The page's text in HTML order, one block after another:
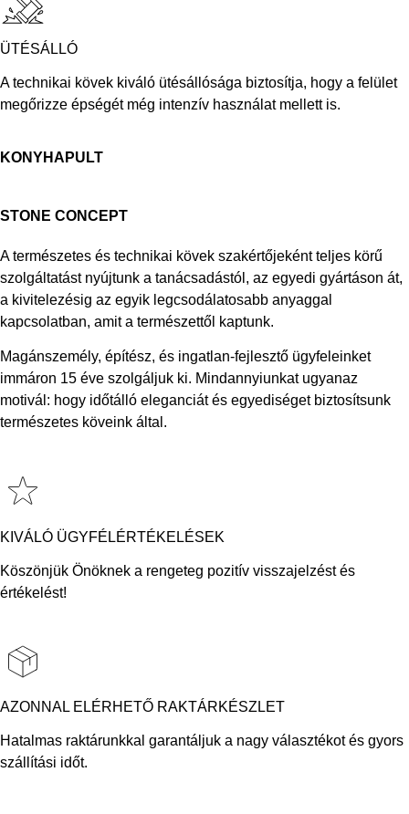
ÜTÉSÁLLÓ
A technikai kövek kiváló ütésállósága biztosítja, hogy a felület
megőrizze épségét még intenzív használat mellett is.
KONYHAPULT
STONE CONCEPT
A természetes és technikai kövek szakértőjeként teljes körű
szolgáltatást nyújtunk a tanácsadástól, az egyedi gyártáson át,
a kivitelezésig az egyik legcsodálatosabb anyaggal
kapcsolatban, amit a természettől kaptunk.
Magánszemély, építész, és ingatlan-fejlesztő ügyfeleinket
immáron 15 éve szolgáljuk ki. Mindannyiunkat ugyanaz
motivál: hogy időtálló eleganciát és egyediséget biztosítsunk
természetes köveink által.
KIVÁLÓ ÜGYFÉLÉRTÉKELÉSEK
Köszönjük Önöknek a rengeteg pozitív visszajelzést és
értékelést!
AZONNAL ELÉRHETŐ RAKTÁRKÉSZLET
Hatalmas raktárunkkal garantáljuk a nagy választékot és gyors
szállítási időt.